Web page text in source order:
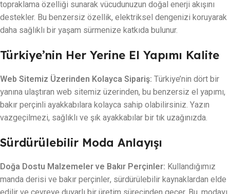
topraklama özelliği sunarak vücudunuzun doğal enerji akışını
destekler. Bu benzersiz özellik, elektriksel dengenizi koruyarak
daha sağlıklı bir yaşam sürmenize katkıda bulunur.
Türkiye’nin Her Yerine El Yapımı Kalite
Web Sitemiz Üzerinden Kolayca Sipariş: Türkiye’nin dört bir
yanına ulaştıran web sitemiz üzerinden, bu benzersiz el yapımı,
bakır perçinli ayakkabılara kolayca sahip olabilirsiniz. Yazın
vazgeçilmezi, sağlıklı ve şık ayakkabılar bir tık uzağınızda.
Sürdürülebilir Moda Anlayışı
Doğa Dostu Malzemeler ve Bakır Perçinler: Kullandığımız
manda derisi ve bakır perçinler, sürdürülebilir kaynaklardan elde